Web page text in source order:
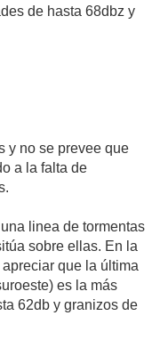
de hasta 68dbz y
y no se prevee que
a la falta de
linea de tormentas
sobre ellas. En la
que la última
es la más
62db y granizos de